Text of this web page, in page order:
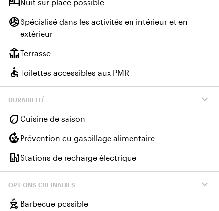
Nuit sur place possible
sports_volleyballSpécialisé dans les activités en intérieur et en
extérieur
deckTerrasse
accessible Toilettes accessibles aux PMR
expand_more
DURABILITÉ
eco Cuisine de saison
compost Prévention du gaspillage alimentaire
ev_chargerStations de recharge électrique
expand_more
OPTIONS CULINAIRES
outdoor_grill Barbecue possible